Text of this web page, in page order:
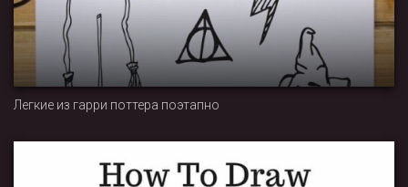
Легкие из гарри поттера поэтапно